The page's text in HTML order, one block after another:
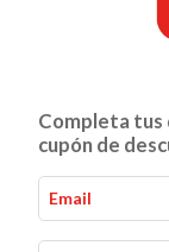
Completa tus
cupón de